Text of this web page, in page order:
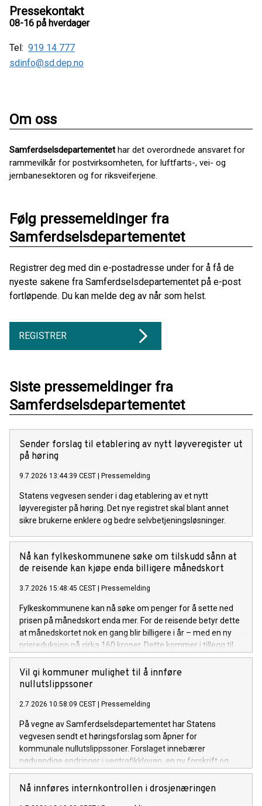
Pressekontakt
08-16 på hverdager
Tel: 919 14 777
sdinfo@sd.dep.no
Om oss
Samferdselsdepartementethar det overordnede ansvaret for
rammevilkår for postvirksomheten, for luftfarts-, vei- og
jernbanesektoren og for riksveiferjene.
Følg pressemeldinger fra
Samferdselsdepartementet
Registrer deg med din e-postadresse under for å få de
nyeste sakene fra Samferdselsdepartementet på e-post
fortløpende. Du kan melde deg av når som helst.
REGISTRER
Siste pressemeldinger fra
Samferdselsdepartementet
Sender forslag til etablering av nytt løyveregister ut
på høring
9.7.2026 13:44:39 CEST | Pressemelding
Statens vegvesen sender i dag etablering av et nytt
løyveregister på høring. Det nye registret skal blant annet
sikre brukerne enklere og bedre selvbetjeningsløsninger.
Nå kan fylkeskommunene søke om tilskudd sånn at
de reisende kan kjøpe enda billigere månedskort
3.7.2026 15:48:45 CEST | Pressemelding
Fylkeskommunene kan nå søke om penger for å sette ned
prisen på månedskort enda mer. For de reisende betyr dette
at månedskortet nok en gang blir billigere i år – med en ny
prisreduksjon på cirka 160 kroner. Dette kommer i tillegg til
den forrige prisreduksjonen på om lag 100 kroner.
Vil gi kommuner mulighet til å innføre
nullutslippssoner
2.7.2026 10:58:09 CEST | Pressemelding
På vegne av Samferdselsdepartementet har Statens
vegvesen sendt et høringsforslag som åpner for
kommunale nullutslippssoner. Forslaget innebærer
nødvendige endringer i vegtrafikkloven, en ny forskrift og
endringer i skiltforskriften. Formålet er blant annet å
fremskynde overgangen til nullutslippsvarebiler.
Nå innføres internkontrollen i drosjenæringen